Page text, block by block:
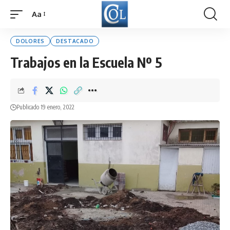
Font
Aa
DOLORES DESTACADO
Trabajos en la Escuela Nº 5
Publicado 19 enero, 2022